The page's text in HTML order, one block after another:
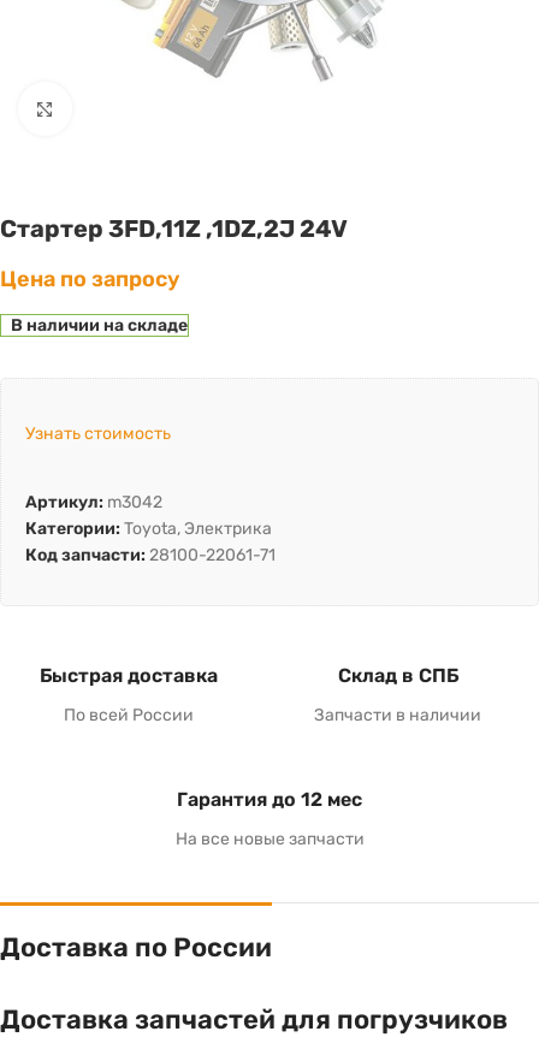
Стартер 3FD,11Z ,1DZ,2J 24V
Цена по запросу
В наличии на складе
Узнать стоимость
Артикул: m3042
Категории: Toyota,Электрика
Код запчасти: 28100-22061-71
Быстрая доставка
По всей России
Склад в СПБ
Запчасти в наличии
Гарантия до 12 мес
На все новые запчасти
Доставка по России
Доставка запчастей для погрузчиков